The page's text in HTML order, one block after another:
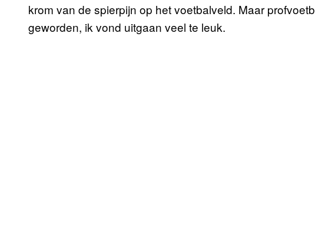
krom van de spierpijn op het voetbalveld. Maar
geworden, ik vond uitgaan veel te leuk.